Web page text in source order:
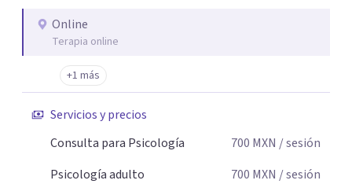
Online
Terapia online
+1 más
Servicios y precios
Consulta para Psicología
700 MXN / sesión
Psicología adulto
700 MXN / sesión